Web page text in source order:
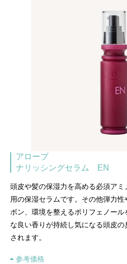
アローブ
ナリッシングセラム EN
頭皮や髪の保湿力を高める必須ア
用の保湿セラムです。その他弾力
ボン、環境を整えるポリフェノー
な良い香りが持続し気になる頭皮
されます。
参考価格